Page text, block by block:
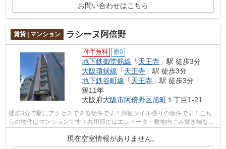
お問い合わせはこちら
賃貸 | マンション ラシーヌ阿倍野
仲手無料 敷0
地下鉄御堂筋線 「天王寺 」駅 徒歩3分
大阪環状線 「天王寺 」駅 徒歩3分
地下鉄谷町線 「天王寺 」駅 徒歩3分
築11年
大阪府大阪市阿倍野区旭町１丁目1-21
徒歩3分で駅にアクセスできる物件です！外観タイル張りの物件です！こち
らの物件はマンションです！共用部にはエレベータ・敷地内ごみ置き場など
現在空室情報がありません。